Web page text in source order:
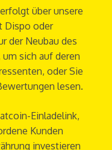
über unsere
Dispo oder
der Neubau des
sich auf deren
oder Sie
lesen.
Einladelink,
Kunden
investieren